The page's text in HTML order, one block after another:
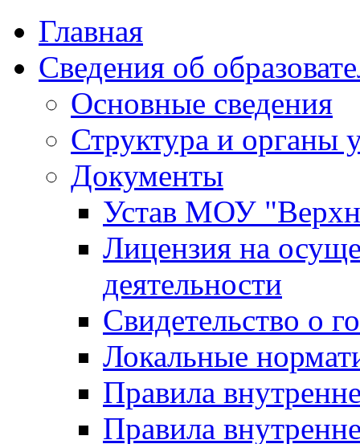
Главная
Сведения об
Основные сведения
Структура и органы
Документы
Устав МОУ
Лицензия на
деятельности
Свидетельство о
Локальные
Правила
Правила